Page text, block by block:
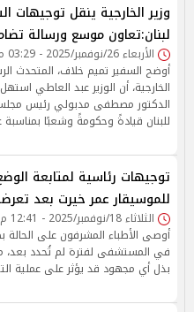
وزير الخارجية ينقل
لبنان:تعاون موسع ورسالة
الأربعاء 26/نوفمبر/2025 - 03:29 م
أوضح السفير تميم خلاف، المتحدث
الخارجية، أن الوزير عبد العاطي
الدكتور مصطفى مدبولي رئيس مجلس
للبنان قيادةً وحكومةً وشعبًا بمناسبة
توجيهات رئاسية لمتابعة
للموسيقار عمر خيرت بعد
الثلاثاء 18/نوفمبر/2025 - 12:41 م
أوصى الأطباء المشرفون على الحالة
في المستشفى لفترة لم تُحدد بعد،
بذل أي مجهود قد يؤثر على عملية